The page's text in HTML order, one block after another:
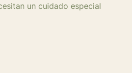
un cuidado especial